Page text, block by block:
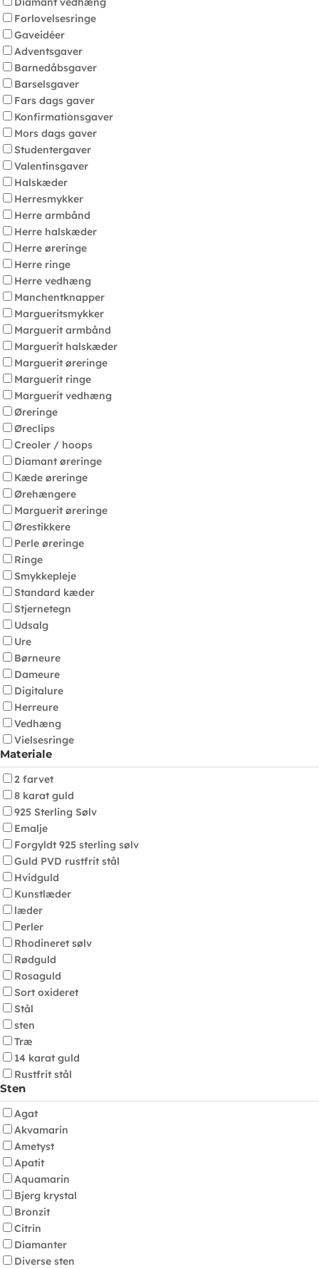
Forlovelsesringe
Gaveidéer
Adventsgaver
Barnedåbsgaver
Barselsgaver
Fars dags gaver
Konfirmationsgaver
Mors dags gaver
Studentergaver
Valentinsgaver
Halskæder
Herresmykker
Herre armbånd
Herre halskæder
Herre øreringe
Herre ringe
Herre vedhæng
Manchentknapper
Margueritsmykker
Marguerit armbånd
Marguerit halskæder
Marguerit øreringe
Marguerit ringe
Marguerit vedhæng
Øreringe
Øreclips
Creoler / hoops
Diamant øreringe
Kæde øreringe
Ørehængere
Marguerit øreringe
Ørestikkere
Perle øreringe
Ringe
Smykkepleje
Standard kæder
Stjernetegn
Udsalg
Ure
Børneure
Dameure
Digitalure
Herreure
Vedhæng
Vielsesringe
Materiale
2 farvet
8 karat guld
925 Sterling Sølv
Emalje
Forgyldt 925 sterling sølv
Guld PVD rustfrit stål
Hvidguld
Kunstlæder
læder
Perler
Rhodineret sølv
Rødguld
Rosaguld
Sort oxideret
Stål
sten
Træ
14 karat guld
Rustfrit stål
Sten
Agat
Akvamarin
Ametyst
Apatit
Aquamarin
Bjerg krystal
Bronzit
Citrin
Diamanter
Diverse sten